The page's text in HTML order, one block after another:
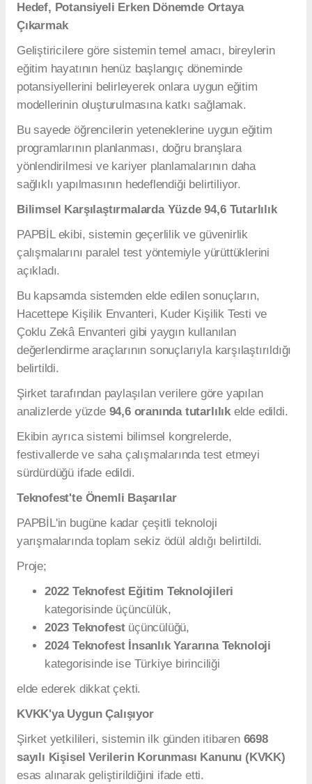
Hedef, Potansiyeli Erken Dönemde Ortaya
Çıkarmak
Geliştiricilere göre sistemin temel amacı, bireylerin
eğitim hayatının henüz başlangıç döneminde
potansiyellerini belirleyerek onlara uygun eğitim
modellerinin oluşturulmasına katkı sağlamak.
Bu sayede öğrencilerin yeteneklerine uygun eğitim
programlarının planlanması, doğru branşlara
yönlendirilmesi ve kariyer planlamalarının daha
sağlıklı yapılmasının hedeflendiği belirtiliyor.
Bilimsel Karşılaştırmalarda Yüzde 94,6 Tutarlılık
PAPBİL ekibi, sistemin geçerlilik ve güvenirlik
çalışmalarını paralel test yöntemiyle yürüttüklerini
açıkladı.
Bu kapsamda sistemden elde edilen sonuçların,
Hacettepe Kişilik Envanteri, Kuder Kişilik Testi ve
Çoklu Zekâ Envanteri gibi yaygın kullanılan
değerlendirme araçlarının sonuçlarıyla karşılaştırıldığı
belirtildi.
Şirket tarafından paylaşılan verilere göre yapılan
analizlerde yüzde 94,6 oranında tutarlılıkelde edildi.
Ekibin ayrıca sistemi bilimsel kongrelerde,
festivallerde ve saha çalışmalarında test etmeyi
sürdürdüğü ifade edildi.
Teknofest'te Önemli Başarılar
PAPBİL'in bugüne kadar çeşitli teknoloji
yarışmalarında toplam sekiz ödül aldığı belirtildi.
Proje;
2022 Teknofest Eğitim Teknolojileri
kategorisinde üçüncülük,
2023 Teknofestüçüncülüğü,
2024 Teknofest İnsanlık Yararına Teknoloji
kategorisinde ise Türkiye birinciliği
elde ederek dikkat çekti.
KVKK'ya Uygun Çalışıyor
Şirket yetkilileri, sistemin ilk günden itibaren 6698
sayılı Kişisel Verilerin Korunması Kanunu (KVKK)
esas alınarak geliştirildiğini ifade etti.